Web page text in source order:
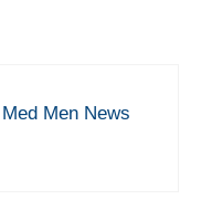
Med Men News